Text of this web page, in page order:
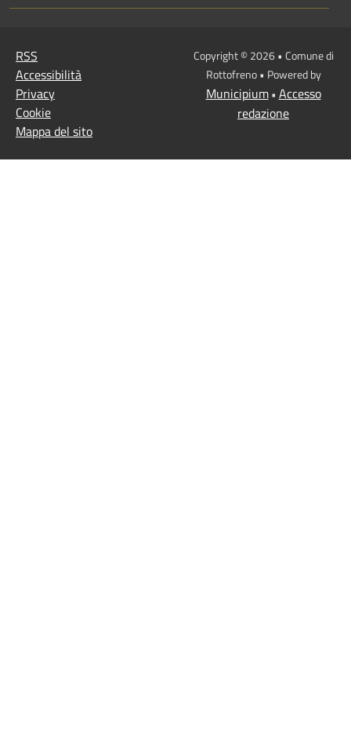
RSS
Accessibilità
Privacy
Cookie
Mappa del sito
Copyright © 2026 • Comune di
Rottofreno • Powered by
Municipium• Accesso
redazione